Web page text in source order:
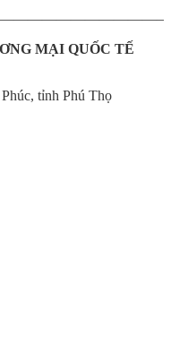
MẠI QUỐC TẾ
tỉnh Phú Thọ